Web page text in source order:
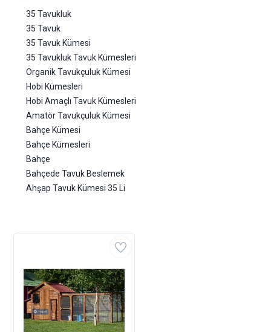
35 Tavukluk
35 Tavuk
35 Tavuk Kümesi
35 Tavukluk Tavuk Kümesleri
Organik Tavukçuluk Kümesi
Hobi Kümesleri
Hobi Amaçlı Tavuk Kümesleri
Amatör Tavukçuluk Kümesi
Bahçe Kümesi
Bahçe Kümesleri
Bahçe
Bahçede Tavuk Beslemek
Ahşap Tavuk Kümesi 35 Li